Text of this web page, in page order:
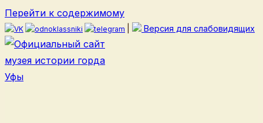
Перейти к содержимому
Версия для слабовидящих